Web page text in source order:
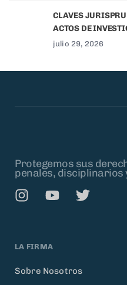
CLAVES
ACTOS DE
julio 29, 2026
Protegemos sus
penales, disciplinarios
LA FIRMA
Sobre Nosotros